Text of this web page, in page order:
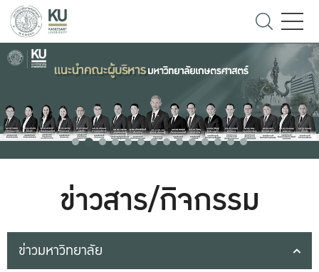
ข่าวสาร/กิจกรรม
ข่าวมหาวิทยาลัย